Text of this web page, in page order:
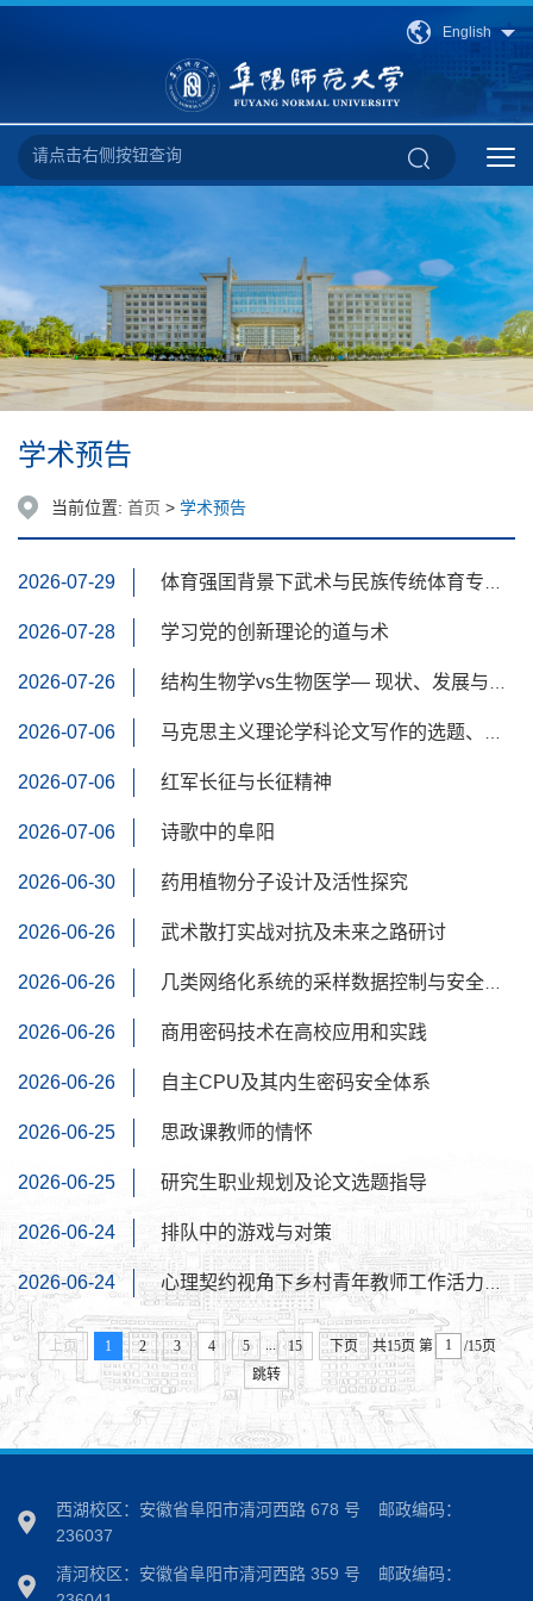
English
学术预告
当前位置: 首页 > 学术预告
2026-07-29
学习党的创新理论的道与术
2026-07-28
2026-07-26
2026-07-06
红军长征与长征精神
2026-07-06
诗歌中的阜阳
2026-07-06
药用植物分子设计及活性探究
2026-06-30
武术散打实战对抗及未来之路研讨
2026-06-26
2026-06-26
商用密码技术在高校应用和实践
2026-06-26
自主CPU及其内生密码安全体系
2026-06-26
思政课教师的情怀
2026-06-25
研究生职业规划及论文选题指导
2026-06-25
排队中的游戏与对策
2026-06-24
2026-06-24
上页 1 2 3 4 5 ... 15 下页 共15页 第
/15页
跳转
西湖校区：安徽省阜阳市清河西路 678 号
邮政编码：
236037
清河校区：安徽省阜阳市清河西路 359 号
邮政编码：